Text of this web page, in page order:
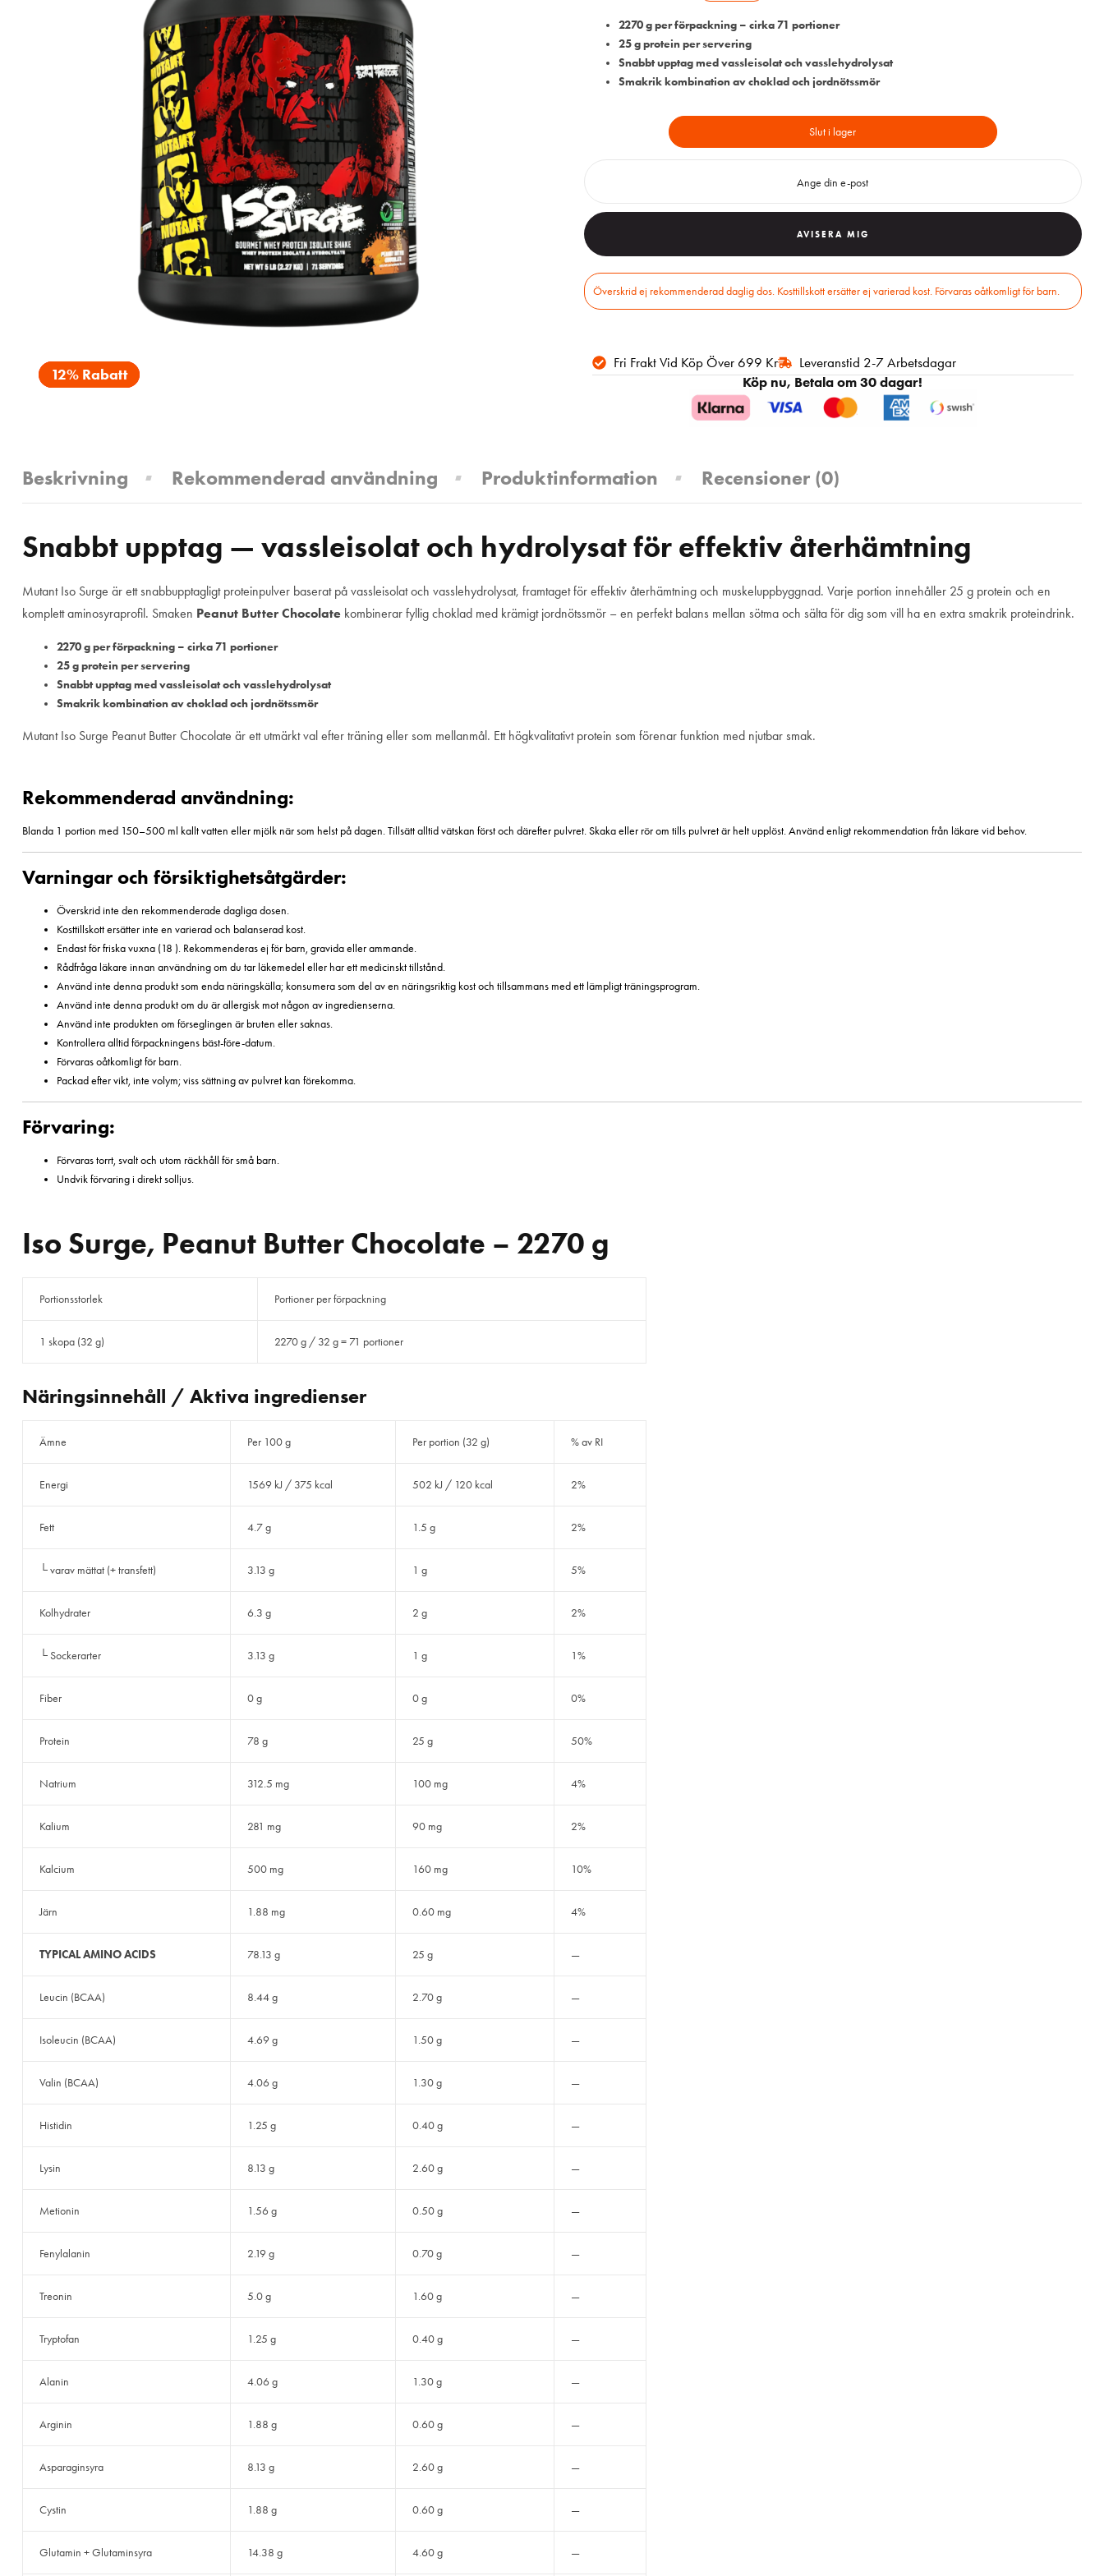
12% Rabatt
2270 g per förpackning – cirka 71 portioner
25 g protein per servering
Snabbt upptag med vassleisolat och vasslehydrolysat
Smakrik kombination av choklad och jordnötssmör
Slut i lager
AVISERA MIG
Fri Frakt Vid Köp Över 699 Kr
Leveranstid 2-7 Arbetsdagar
Köp nu, Betala om 30 dagar!
Beskrivning Rekommenderad användning Produktinformation Recensioner (0)
Snabbt upptag — vassleisolat och hydrolysat för effektiv återhämtning
Mutant Iso Surge är ett snabbupptagligt proteinpulver baserat på vassleisolat och vasslehydrolysat, framtaget för effektiv återhämtning och muskeluppbyggnad. Varje portion innehåller 25 g protein och en
komplett aminosyraprofil. Smaken Peanut Butter Chocolate kombinerar fyllig choklad med krämigt jordnötssmör – en perfekt balans mellan sötma och sälta för dig som vill ha en extra smakrik proteindrink.
2270 g per förpackning – cirka 71 portioner
25 g protein per servering
Snabbt upptag med vassleisolat och vasslehydrolysat
Smakrik kombination av choklad och jordnötssmör
Mutant Iso Surge Peanut Butter Chocolate är ett utmärkt val efter träning eller som mellanmål. Ett högkvalitativt protein som förenar funktion med njutbar smak.
Rekommenderad användning:
Blanda 1 portion med 150–500 ml kallt vatten eller mjölk när som helst på dagen. Tillsätt alltid vätskan först och därefter pulvret. Skaka eller rör om tills pulvret är helt upplöst. Använd enligt rekommendation från läkare vid behov.
Varningar och försiktighetsåtgärder:
Överskrid inte den rekommenderade dagliga dosen.
Kosttillskott ersätter inte en varierad och balanserad kost.
Endast för friska vuxna (18 ). Rekommenderas ej för barn, gravida eller ammande.
Rådfråga läkare innan användning om du tar läkemedel eller har ett medicinskt tillstånd.
Använd inte denna produkt som enda näringskälla; konsumera som del av en näringsriktig kost och tillsammans med ett lämpligt träningsprogram.
Använd inte denna produkt om du är allergisk mot någon av ingredienserna.
Använd inte produkten om förseglingen är bruten eller saknas.
Kontrollera alltid förpackningens bäst-före-datum.
Förvaras oåtkomligt för barn.
Packad efter vikt, inte volym; viss sättning av pulvret kan förekomma.
Förvaring:
Förvaras torrt, svalt och utom räckhåll för små barn.
Undvik förvaring i direkt solljus.
Iso Surge, Peanut Butter Chocolate – 2270 g
Portionsstorlek Portioner per förpackning
1 skopa (32 g) 2270 g / 32 g = 71 portioner
Näringsinnehåll / Aktiva ingredienser
Ämne Per 100 g Per portion (32 g) % av RI
Energi 1569 kJ / 375 kcal 502 kJ / 120 kcal 2%
Fett 4.7 g 1.5 g 2%
└ varav mättat (+ transfett) 3.13 g 1 g 5%
Kolhydrater 6.3 g 2 g 2%
└ Sockerarter 3.13 g 1 g 1%
Fiber 0 g 0 g 0%
Protein 78 g 25 g 50%
Natrium 312.5 mg 100 mg 4%
Kalium 281 mg 90 mg 2%
Kalcium 500 mg 160 mg 10%
Järn 1.88 mg 0.60 mg 4%
TYPICAL AMINO ACIDS 78.13 g 25 g —
Leucin (BCAA) 8.44 g 2.70 g —
Isoleucin (BCAA) 4.69 g 1.50 g —
Valin (BCAA) 4.06 g 1.30 g —
Histidin 1.25 g 0.40 g —
Lysin 8.13 g 2.60 g —
Metionin 1.56 g 0.50 g —
Fenylalanin 2.19 g 0.70 g —
Treonin 5.0 g 1.60 g —
Tryptofan 1.25 g 0.40 g —
Alanin 4.06 g 1.30 g —
Arginin 1.88 g 0.60 g —
Asparaginsyra 8.13 g 2.60 g —
Cystin 1.88 g 0.60 g —
Glutamin + Glutaminsyra 14.38 g 4.60 g —